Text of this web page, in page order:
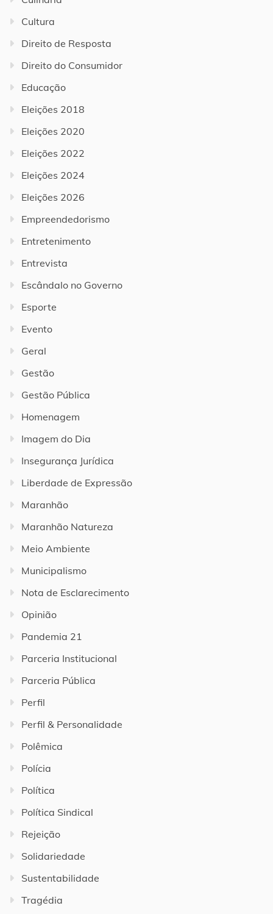
Cultura
Direito de Resposta
Direito do Consumidor
Educação
Eleições 2018
Eleições 2020
Eleições 2022
Eleições 2024
Eleições 2026
Empreendedorismo
Entretenimento
Entrevista
Escândalo no Governo
Esporte
Evento
Geral
Gestão
Gestão Pública
Homenagem
Imagem do Dia
Insegurança Jurídica
Liberdade de Expressão
Maranhão
Maranhão Natureza
Meio Ambiente
Municipalismo
Nota de Esclarecimento
Opinião
Pandemia 21
Parceria Institucional
Parceria Pública
Perfil
Perfil & Personalidade
Polêmica
Polícia
Política
Política Sindical
Rejeição
Solidariedade
Sustentabilidade
Tragédia